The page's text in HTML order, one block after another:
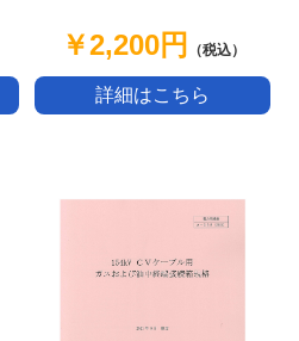
￥2,200円 （税込）
詳細はこちら